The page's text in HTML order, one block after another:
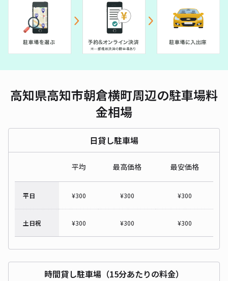
高知県高知市朝倉横町周辺の駐車場料
金相場
日貸し駐車場
平均 最高価格 最安価格
平日 ¥300 ¥300 ¥300
土日祝 ¥300 ¥300 ¥300
時間貸し駐車場（15分あたりの料金）